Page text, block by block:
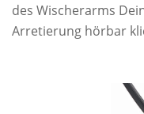
des Wischerarms
Arretierung hörbar